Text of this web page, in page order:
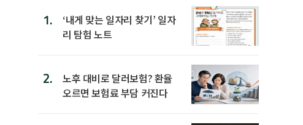
1.
‘내게 맞는 일자리 찾기’ 일자
리 탐험 노트
2.
노후 대비로 달러보험? 환율
오르면 보험료 부담 커진다